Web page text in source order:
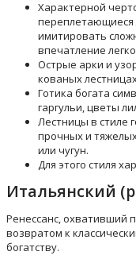
Характерной
переплетающиеся
имитировать
впечатление
Острые арки и
кованых
Готика богата
гаргульи, цветы
Лестницы в стиле
прочных и
или чугун.
Для этого стиля
Итальянский
Ренессанс, охвативший
возвратом к
богатству.